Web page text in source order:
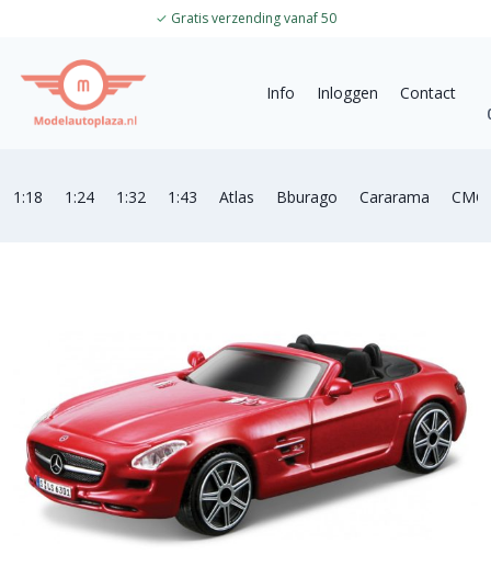
✓ Gratis verzending vanaf 50
Info Inloggen
Contact
1:18 1:24 1:32 1:43 Atlas Bburago Cararama CMC